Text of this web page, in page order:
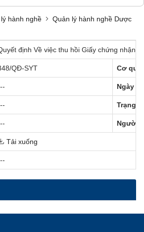
hành nghề Quản lý hành nghề Dược
định Về việc thu hồi Giấy chứng nhận
QĐ-SYT Cơ
Ngày
Trạng
Người
Tải xuống